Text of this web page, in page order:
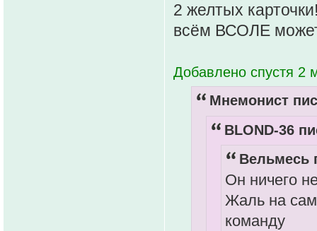
2 желтых
всём ВСОЛЕ
Добавлено спустя 2
Мнемонист
BLOND-36
Вельмесь
Он ничего
Жаль на
команду